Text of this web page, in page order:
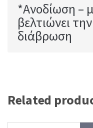
*Ανοδίωση –
βελτιώνει
διάβρωση
Related